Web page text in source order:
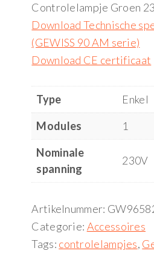
Controlelampje Groen
Download Technische
(GEWISS 90 AM serie)
Download CE certificaat
Type
Enkel
Modules
1
Nominale
spanning
230V
Artikelnummer:
Categorie: Accessoires
Tags: controlelampjes,